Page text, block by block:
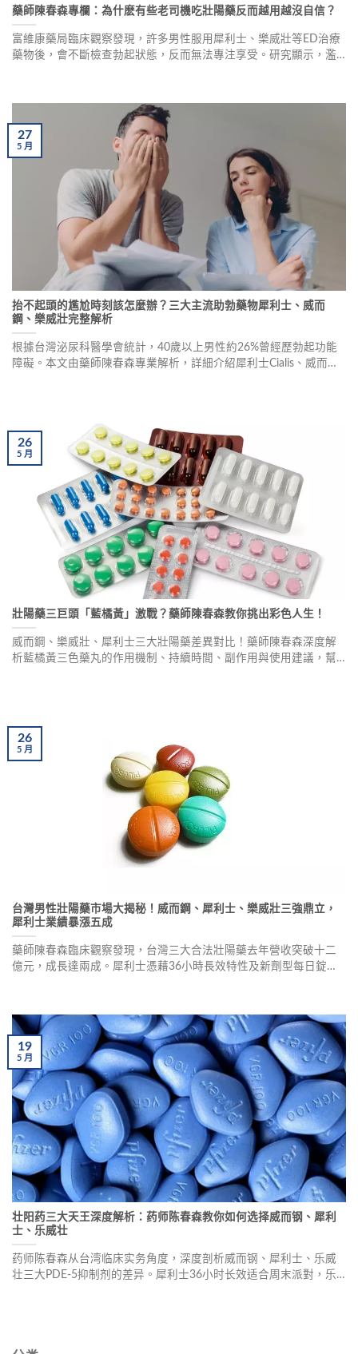
藥師陳春森專欄：為什麽有些老司機吃壯陽藥反而越用越沒自信？
富維康藥局臨床觀察發現，許多男性服用犀利士、樂威壯等ED治療
藥物後，會不斷檢查勃起狀態，反而無法專注享受。研究顯示，濫
詳述濫用壯陽藥的心理陷阱、副作用預防及用藥安全指南。
抬不起頭的尷尬時刻該怎麼辦？三大主流助勃藥物犀利士、威而
鋼、樂威壯完整解析
根據台灣泌尿科醫學會統計，40歲以上男性約26%曾經歷勃起功能
障礙。本文由藥師陳春森專業解析，詳細介紹犀利士Cialis、威而鋼
27
5月
壯陽藥三巨頭「藍橘黃」激戰？藥師陳春森教你挑出彩色人生！
威而鋼、樂威壯、犀利士三大壯陽藥差異對比！藥師陳春森深度解
析藍橘黃三色藥丸的作用機制、持續時間、副作用與使用建議，幫
26
5月
台灣男性壯陽藥市場大揭秘！威而鋼、犀利士、樂威壯三強鼎立，
犀利士業績暴漲五成
藥師陳春森臨床觀察發現，台灣三大合法壯陽藥去年營收突破十二
億元，成長達兩成。犀利士憑藉36小時長效特性及新劑型每日錠，
實用戶回饋，助您選擇最適合的產品。
26
5月
壮阳药三大天王深度解析：药师陈春森教你如何选择威而钢、犀利
士、乐威壮
药师陈春森从台湾临床实务角度，深度剖析威而钢、犀利士、乐威
壮三大PDE-5抑制剂的差异。犀利士36小时长效适合周末派對，乐
19
5月